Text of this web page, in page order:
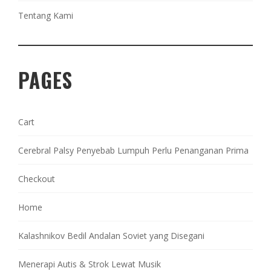
Tentang Kami
PAGES
Cart
Cerebral Palsy Penyebab Lumpuh Perlu Penanganan Prima
Checkout
Home
Kalashnikov Bedil Andalan Soviet yang Disegani
Menerapi Autis & Strok Lewat Musik